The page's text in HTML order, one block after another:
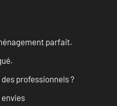
parfait.
professionnels ?